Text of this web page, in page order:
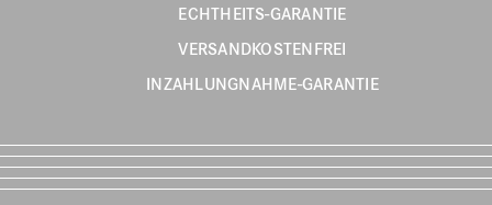
ECHTHEITS-GARANTIE
VERSANDKOSTENFREI
INZAHLUNGNAHME-GARANTIE